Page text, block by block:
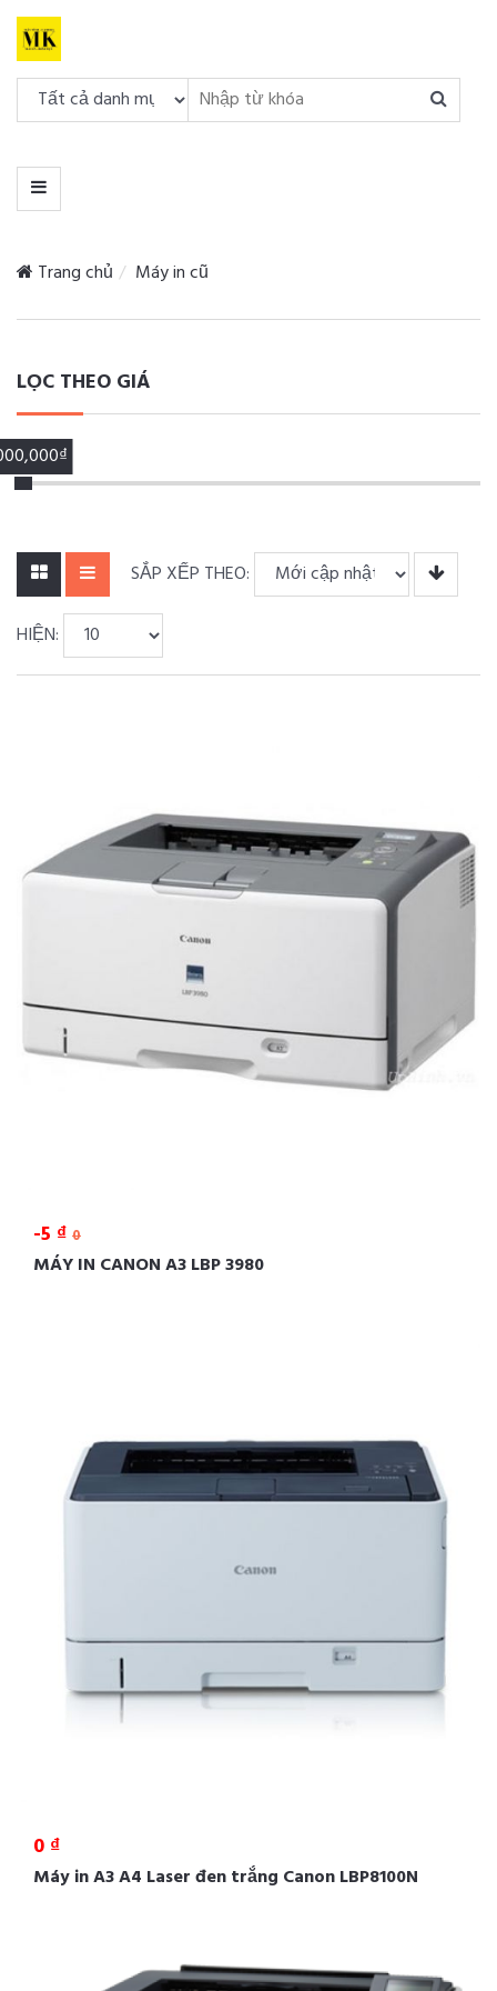
DANH
MỤC
MENU
Trang chủ Máy in cũ
LỌC THEO GIÁ
SẮP XẾP THEO:
HIỆN:
-5 ₫ 0
MÁY IN CANON A3 LBP 3980
0 ₫
Máy in A3 A4 Laser đen trắng Canon LBP8100N